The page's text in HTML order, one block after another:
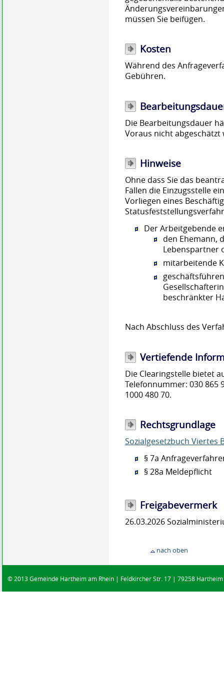
müssen Sie beifügen.
Kosten
Während des
Gebühren.
Die Bearbeitungsdauer
Voraus nicht abgeschätzt
Hinweise
Ohne dass Sie das
Fällen die Einzugsstelle
Vorliegen eines
Der Arbeitgebende
den Ehemann,
Lebenspartner
mitarbeitende
beschränkter
Nach Abschluss des
Vertiefende
Die Clearingstelle bietet
Telefonnummer: 030 865
1000 480 70.
Rechtsgrundlage
Sozialgesetzbuch Viertes
§ 7a
§ 28a Meldepflicht
Freigabevermerk
26.03.2026
nach oben
© 2013 Gemeinde Hartheim am Rhein | Feldkircher Str. 17 | 79258